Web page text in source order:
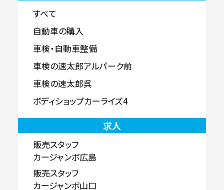
すべて
自動車の購入
車検・自動車整備
車検の速太郎アルパーク前
車検の速太郎呉
ボディショップカーライズ4
求人
販売スタッフ
カージャンボ広島
販売スタッフ
カージャンボ山口